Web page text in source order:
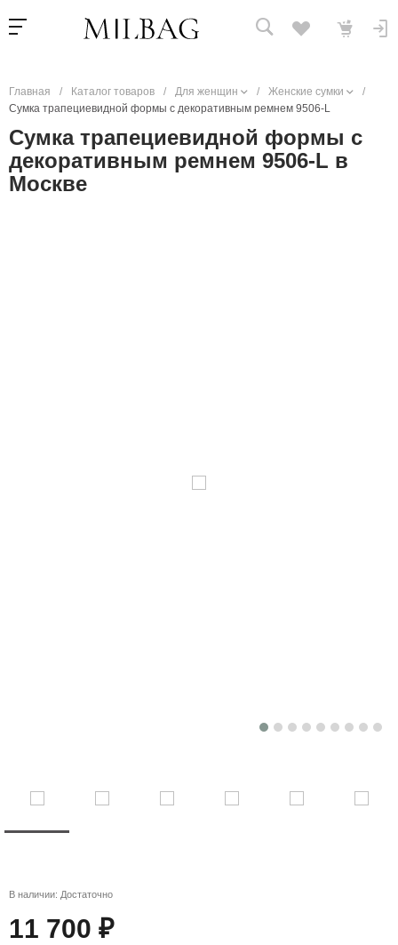
Главная / Каталог товаров / Для женщин / Женские сумки
/
Сумка трапециевидной формы с декоративным ремнем 9506-L
Сумка трапециевидной формы с
декоративным ремнем 9506-L в
Москве
В наличии: Достаточно
11 700 ₽